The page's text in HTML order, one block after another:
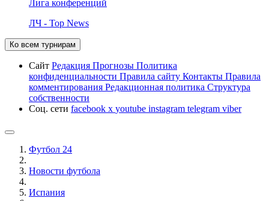
Лига конференций
ЛЧ - Top News
Ко всем турнирам
Сайт Редакция Прогнозы Политика
конфиденциальности Правила сайту Контакты Правила
комментирования Редакционная политика Структура
собственности
Соц. сети facebook x youtube instagram telegram viber
Футбол 24
Новости футбола
Испания